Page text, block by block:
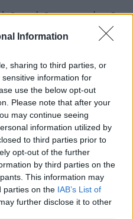
Information
sharing to third parties, or
information for
use the below opt-out
Please note that after your
may continue seeing
information utilized by
to third parties prior to
opt-out of the further
by third parties on the
This information may
parties on the IAB’s List of
further disclose it to other
βιομηχανία. Θα
και τις καινοτόμες
της παραγωγή
αν θέλει να
παραγωγικά.
και την πρόοδο
συνυφασμένη με τον
της, είναι οδυνηρή.
επιδοτήσεων
ο αγρότης να
παράγει,αντί να
ανταγωνιστικός,